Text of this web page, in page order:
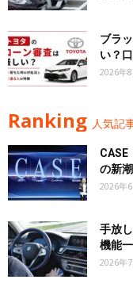
ブラ
い？
2026年
Ranking 人気記
CASE
の新
2026年
手放
機能
2026年